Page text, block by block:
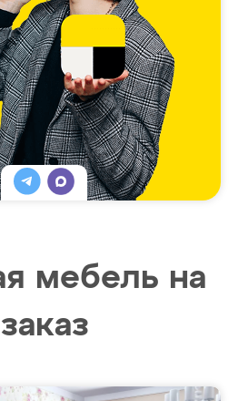
мебель на
заказ